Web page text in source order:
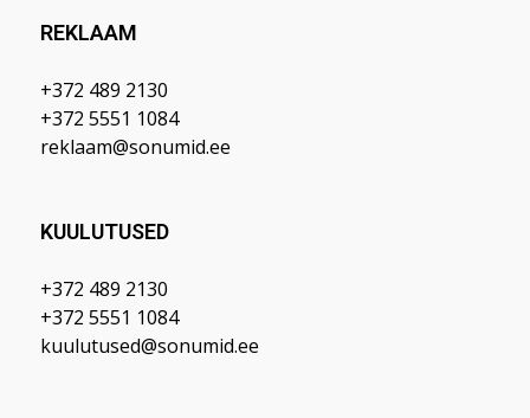
REKLAAM
+372 489 2130
+372 5551 1084
reklaam@sonumid.ee
KUULUTUSED
+372 489 2130
+372 5551 1084
kuulutused@sonumid.ee